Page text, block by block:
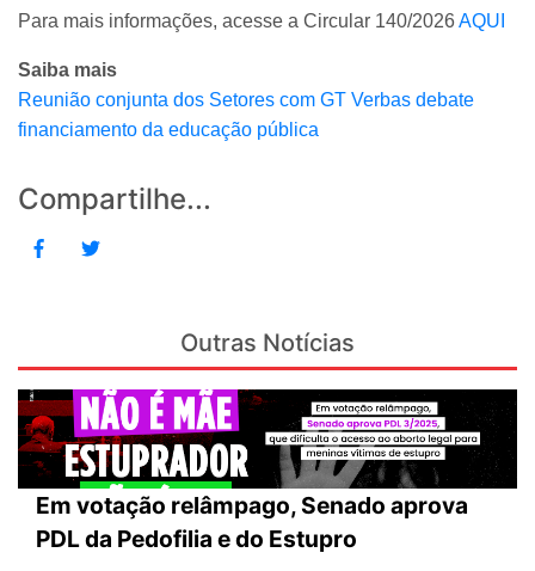
Para mais informações, acesse a Circular 140/2026AQUI
Saiba mais
Reunião conjunta dos Setores com GT Verbas debate
financiamento da educação pública
Compartilhe...
Outras Notícias
Em votação relâmpago, Senado aprova
PDL da Pedofilia e do Estupro